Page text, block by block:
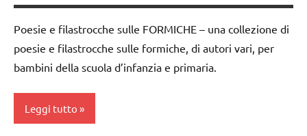
6
anni
dettati
/
dettati
ortografici
Poesie e filastrocche sulle FORMICHE – una collezione di
poesie e filastrocche sulle formiche, di autori vari, per
bambini della scuola d’infanzia e primaria.
Leggi tutto